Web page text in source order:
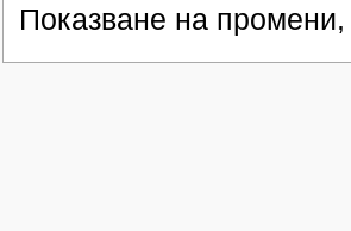
Показване на